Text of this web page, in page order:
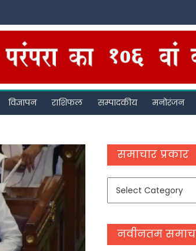
विज्ञापन राशिफल सम्पादकीय मनोरंजन
समाचार प्रकार
समाचार
नवीनतम